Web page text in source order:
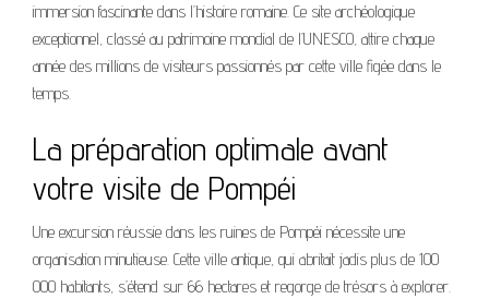
immersion fascinante dans l’histoire romaine. Ce site archéologique
exceptionnel, classé au patrimoine mondial de l’UNESCO, attire chaque
année des millions de visiteurs passionnés par cette ville figée dans le
temps.
La préparation optimale avant
votre visite de Pompéi
Une excursion réussie dans les ruines de Pompéi nécessite une
organisation minutieuse. Cette ville antique, qui abritait jadis plus de 100
000 habitants, s’étend sur 66 hectares et regorge de trésors à explorer.